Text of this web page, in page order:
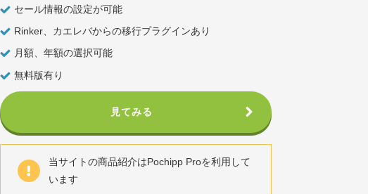
セール情報の設定が可能
Rinker、カエレバからの移行プラグインあり
月額、年額の選択可能
無料版有り
見てみる
当サイトの商品紹介はPochipp Proを利用して
います